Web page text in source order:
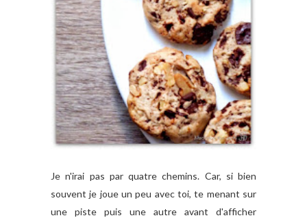
Je n'irai pas par quatre chemins. Car, si bien
souvent je joue un peu avec toi, te menant sur
une piste puis une autre avant d'afficher